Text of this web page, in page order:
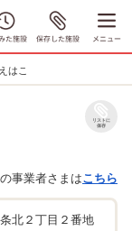
えはこ
リストに
保存
事業者さまはこちら
北２丁目２番地